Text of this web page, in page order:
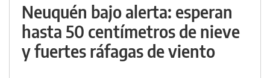
Neuquén bajo alerta: esperan
hasta 50 centímetros de nieve
y fuertes ráfagas de viento